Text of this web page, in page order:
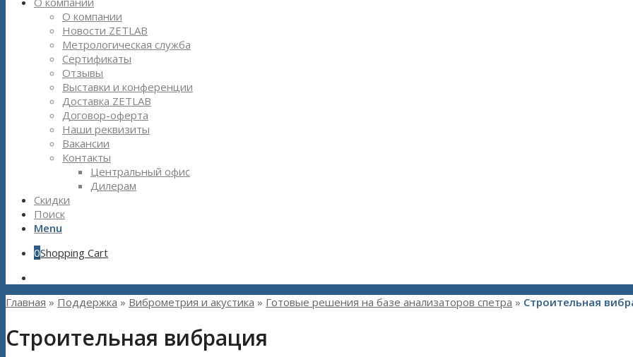
О компании
Новости ZETLAB
Метрологическая служба
Сертификаты
Отзывы
Выставки и конференции
Доставка ZETLAB
Договор-оферта
Наши реквизиты
Вакансии
Контакты
Центральный офис
Дилерам
Скидки
Поиск
Menu
0Shopping Cart
Главная » Поддержка » Виброметрия и акустика » Готовые решения на базе анализаторов спетра » Строительная
Строительная вибрация